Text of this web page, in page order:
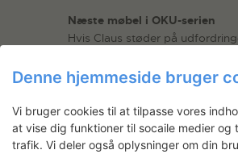
Næste møbel i OKU-serien
Hvis Claus støder på
med Kristine og Jesper, men
primært ham som udfører
snedkerarbejdet på
Senere hen laver Jesper evt.
stolen nede på
Denne hjemmeside bruger
Vi bruger cookies til at tilpasse vores
at vise dig funktioner til socaile medier og
trafik. Vi deler også oplysninger om din